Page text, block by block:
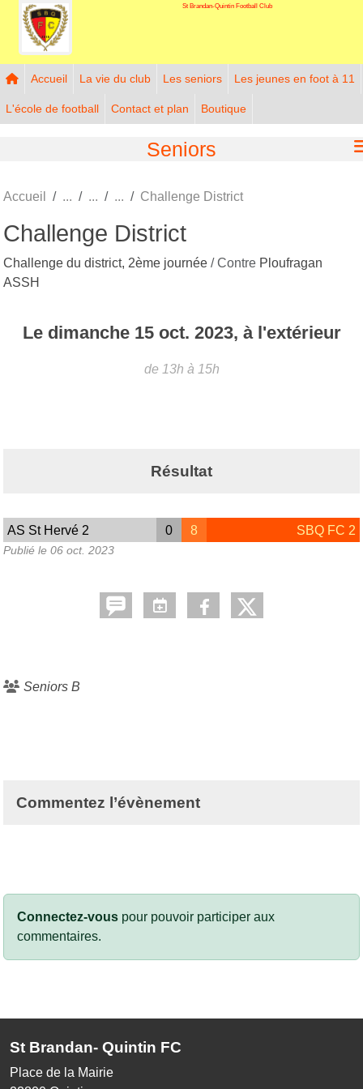
St Brandan-Quintin Football Club
Accueil La vie du club Les seniors Les jeunes en foot à 11
L'école de football Contact et plan Boutique
Seniors
Accueil Challenge District
Challenge District
Challenge du district, 2ème journée / Contre Ploufragan
ASSH
Le dimanche 15 oct. 2023, à l'extérieur
de 13h à 15h
Résultat
AS St Hervé 2 0 8 SBQ FC 2
Publié le 06 oct. 2023
Seniors B
Commentez l’évènement
Connectez-vous pour pouvoir participer aux
commentaires.
St Brandan- Quintin FC
Place de la Mairie
Panneau de gestion des cookies